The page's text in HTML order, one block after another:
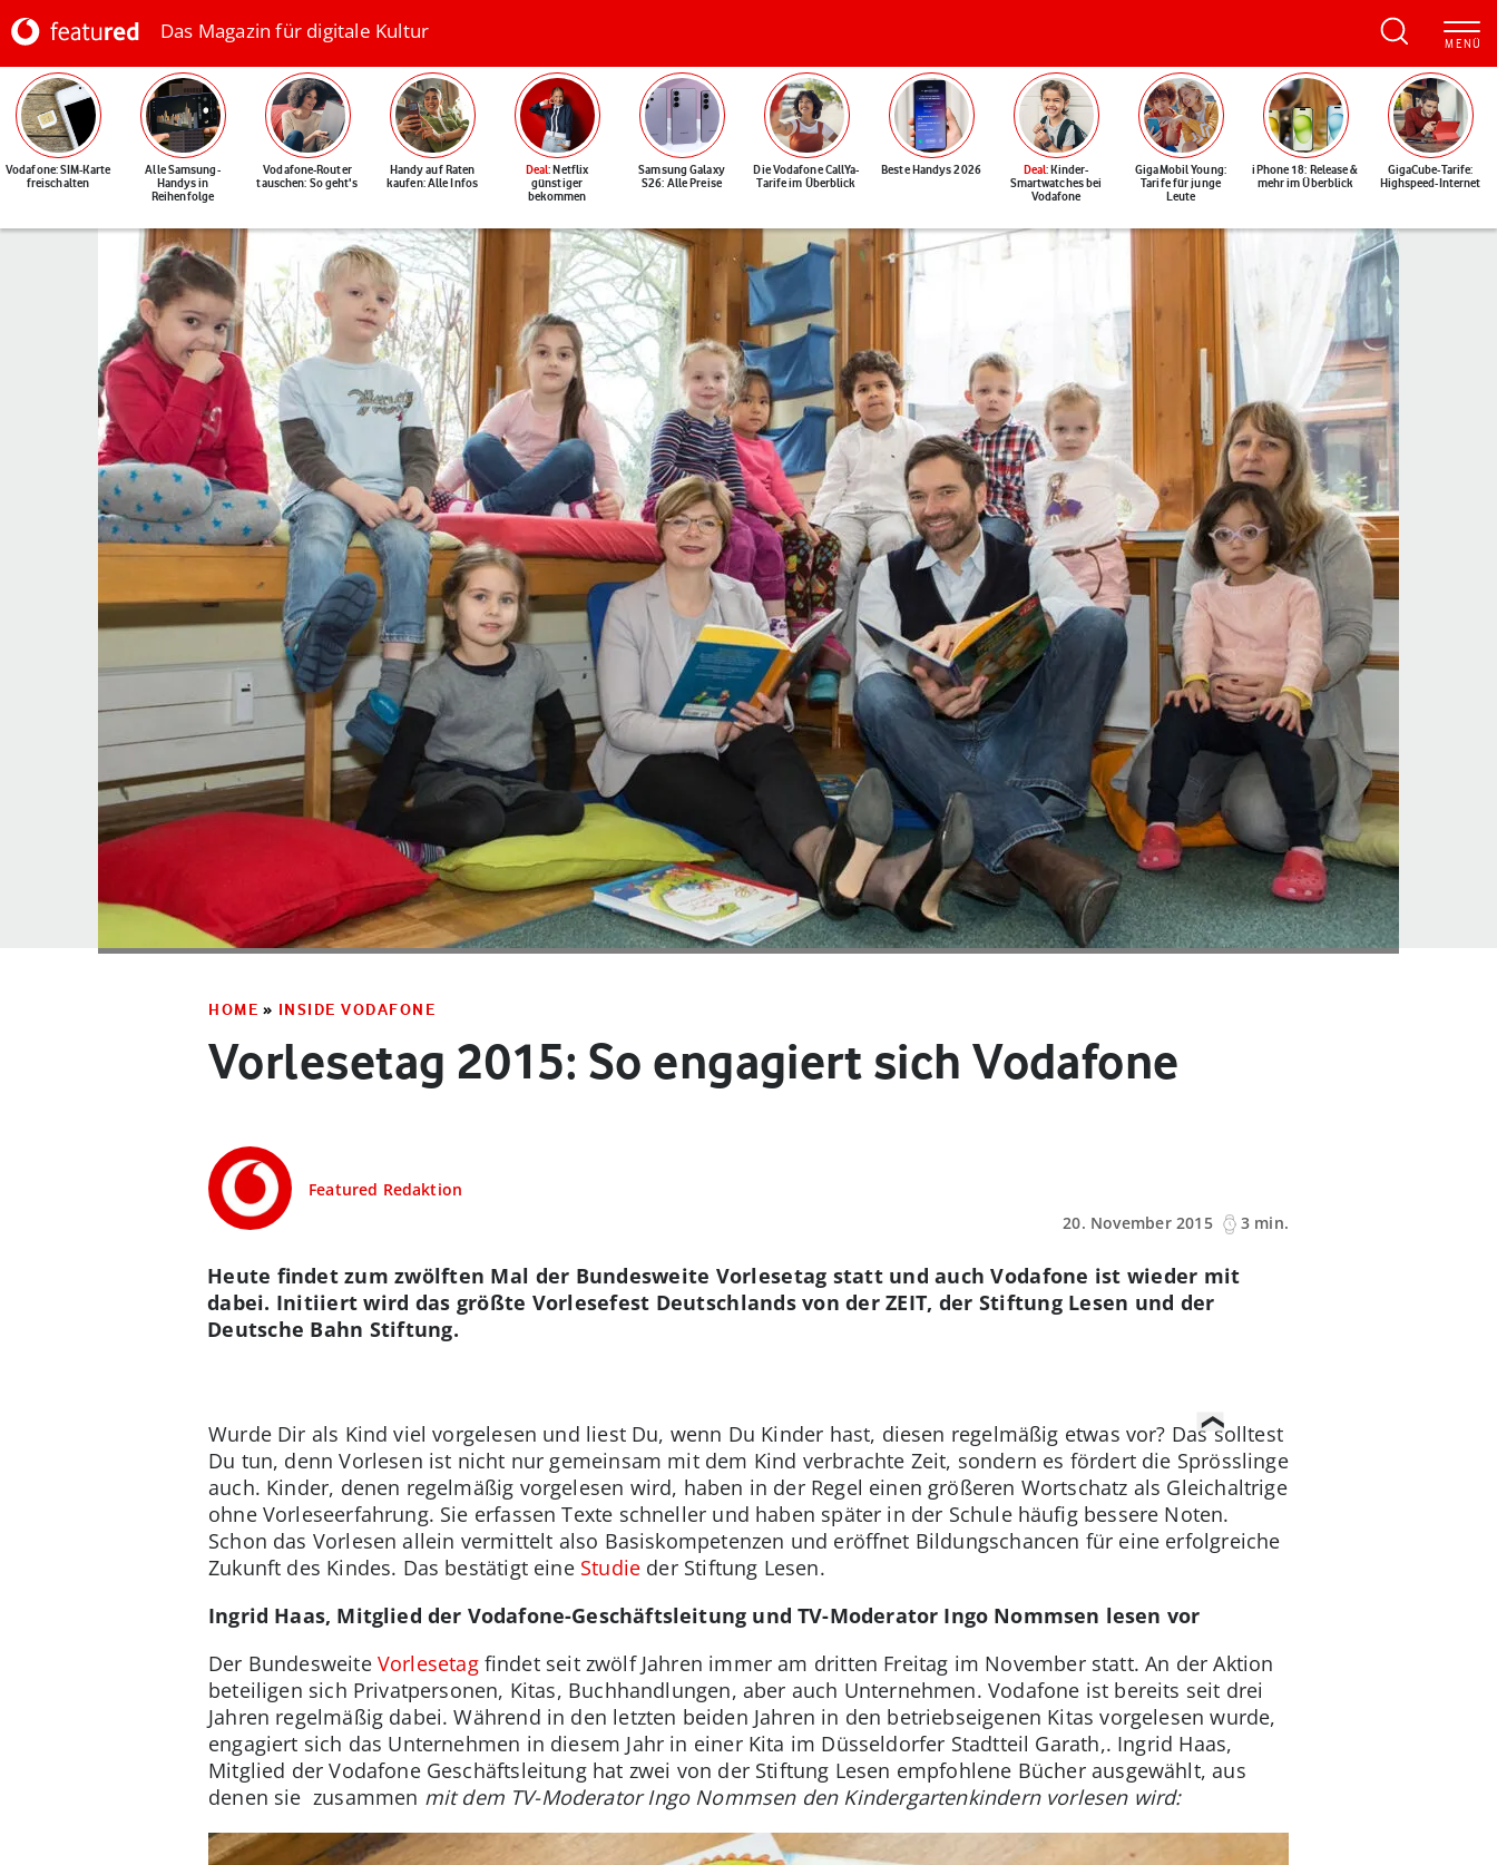
Das Magazin für digitale Kultur
Vodafone: SIM-Karte
freischalten
Alle Samsung-
Handys in
Reihenfolge
Vodafone-Router
tauschen: So geht's
Handy auf Raten
kaufen: Alle Infos
Deal: Netflix
günstiger
bekommen
Samsung Galaxy
S26: Alle Preise
Die Vodafone CallYa-
Tarife im Überblick
Beste Handys 2026 Deal: Kinder-
Smartwatches bei
Vodafone
GigaMobil Young:
Tarife für junge
Leute
iPhone 18: Release &
mehr im Überblick
GigaCube-Tarife:
Highspeed-Internet
HOME » INSIDE VODAFONE
Vorlesetag 2015: So engagiert sich Vodafone
Featured Redaktion
20. November 2015
3 min.
Heute findet zum zwölften Mal der Bundesweite Vorlesetag statt und auch Vodafone ist wieder mit
dabei. Initiiert wird das größte Vorlesefest Deutschlands von der ZEIT, der Stiftung Lesen und der
Deutsche Bahn Stiftung.
Wurde Dir als Kind viel vorgelesen und liest Du, wenn Du Kinder hast, diesen regelmäßig etwas vor? Das solltest
Du tun, denn Vorlesen ist nicht nur gemeinsam mit dem Kind verbrachte Zeit, sondern es fördert die Sprösslinge
auch. Kinder, denen regelmäßig vorgelesen wird, haben in der Regel einen größeren Wortschatz als Gleichaltrige
ohne Vorleseerfahrung. Sie erfassen Texte schneller und haben später in der Schule häufig bessere Noten.
Schon das Vorlesen allein vermittelt also Basiskompetenzen und eröffnet Bildungschancen für eine erfolgreiche
Zukunft des Kindes. Das bestätigt eine Studie der Stiftung Lesen.
Ingrid Haas, Mitglied der Vodafone-Geschäftsleitung und TV-Moderator Ingo Nommsen lesen vor
Der Bundesweite Vorlesetagfindet seit zwölf Jahren immer am dritten Freitag im November statt. An der Aktion
beteiligen sich Privatpersonen, Kitas, Buchhandlungen, aber auch Unternehmen. Vodafone ist bereits seit drei
Jahren regelmäßig dabei. Während in den letzten beiden Jahren in den betriebseigenen Kitas vorgelesen wurde,
engagiert sich das Unternehmen in diesem Jahr in einer Kita im Düsseldorfer Stadtteil Garath,. Ingrid Haas,
Mitglied der Vodafone Geschäftsleitung hat zwei von der Stiftung Lesen empfohlene Bücher ausgewählt, aus
denen sie zusammen mit dem TV-Moderator Ingo Nommsen den Kindergartenkindern vorlesen wird: